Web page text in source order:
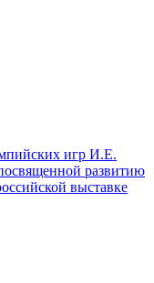
игр И.Е.
развитию
выставке